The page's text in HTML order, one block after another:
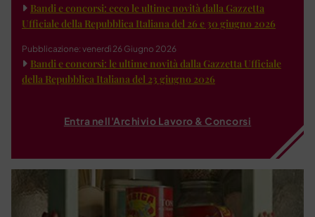
Bandi e concorsi: ecco le ultime novità dalla Gazzetta
Ufficiale della Repubblica Italiana del 26 e 30 giugno 2026
Pubblicazione: venerdì 26 Giugno 2026
Bandi e concorsi: le ultime novità dalla Gazzetta Ufficiale
della Repubblica Italiana del 23 giugno 2026
Entra nell'Archivio Lavoro & Concorsi